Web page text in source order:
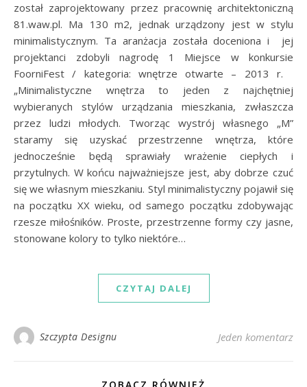
został zaprojektowany przez pracownię architektoniczną
81.waw.pl. Ma 130 m2, jednak urządzony jest w stylu
minimalistycznym. Ta aranżacja została doceniona i jej
projektanci zdobyli nagrodę 1 Miejsce w konkursie
FoorniFest / kategoria: wnętrze otwarte – 2013 r.
„Minimalistyczne wnętrza to jeden z najchętniej
wybieranych stylów urządzania mieszkania, zwłaszcza
przez ludzi młodych. Tworząc wystrój własnego „M”
staramy się uzyskać przestrzenne wnętrza, które
jednocześnie będą sprawiały wrażenie ciepłych i
przytulnych. W końcu najważniejsze jest, aby dobrze czuć
się we własnym mieszkaniu. Styl minimalistyczny pojawił się
na początku XX wieku, od samego początku zdobywając
rzesze miłośników. Proste, przestrzenne formy czy jasne,
stonowane kolory to tylko niektóre…
CZYTAJ DALEJ
Szczypta Designu Jeden komentarz